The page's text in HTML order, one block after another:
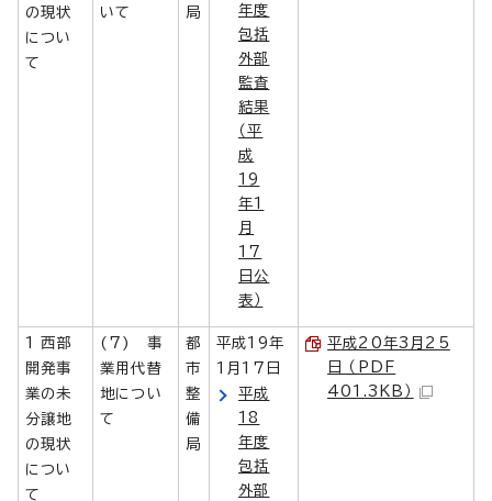
の現状
につい
て
いて
局
年度
包括
外部
監査
結果
（平
成
19
年1
月
17
日公
表）
1 西部
開発事
業の未
分譲地
の現状
につい
て
(7) 事
業用代替
地につい
て
都
市
整
備
局
平成19年
1月17日
平成
18
年度
包括
外部
平成20年3月25
日 （PDF
401.3KB）